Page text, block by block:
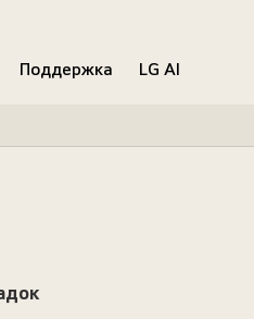
Поддержка
LG AI